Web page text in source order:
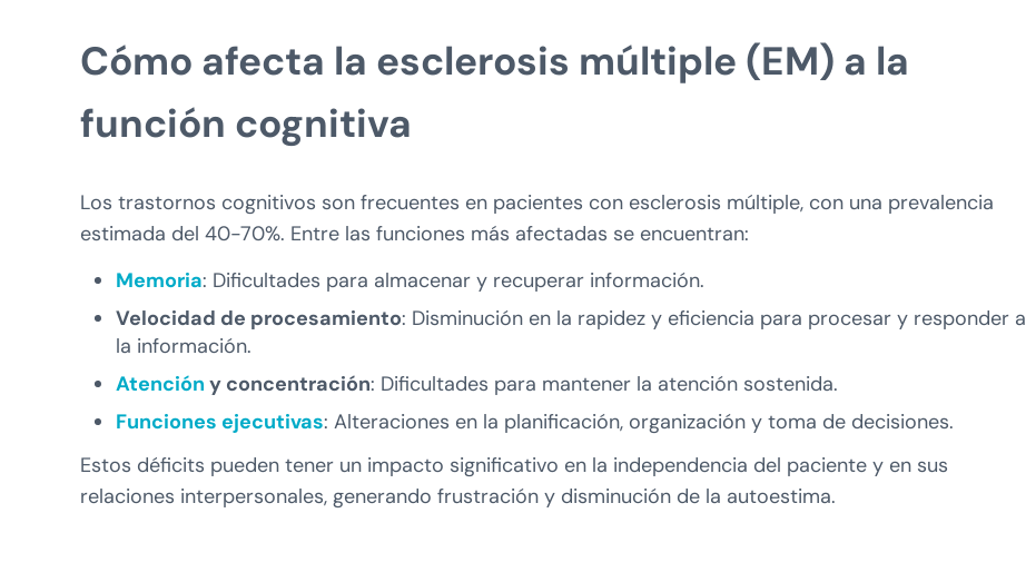
Cómo afecta la esclerosis múltiple (EM) a la
función cognitiva
Los trastornos cognitivos son frecuentes en pacientes con esclerosis múltiple, con una prevalencia
estimada del 40-70%. Entre las funciones más afectadas se encuentran:
Memoria: Dificultades para almacenar y recuperar información.
Velocidad de procesamiento: Disminución en la rapidez y eficiencia para procesar y responder a
la información.
Atención y concentración: Dificultades para mantener la atención sostenida.
Funciones ejecutivas: Alteraciones en la planificación, organización y toma de decisiones.
Estos déficits pueden tener un impacto significativo en la independencia del paciente y en sus
relaciones interpersonales, generando frustración y disminución de la autoestima.